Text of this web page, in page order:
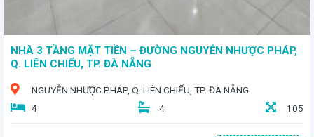
NHÀ 3 TẦNG MẶT TIỀN – ĐƯỜNG NGUYỄN NHƯỢC PHÁP,
Q. LIÊN CHIỂU, TP. ĐÀ NẴNG
NGUYỄN NHƯỢC PHÁP, Q. LIÊN CHIỂU, TP. ĐÀ NẴNG
4
4 105